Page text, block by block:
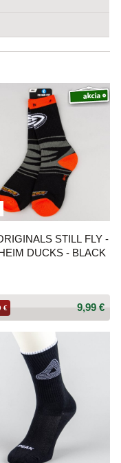
STILL FLY -
DUCKS - BLACK
9,99 €
€